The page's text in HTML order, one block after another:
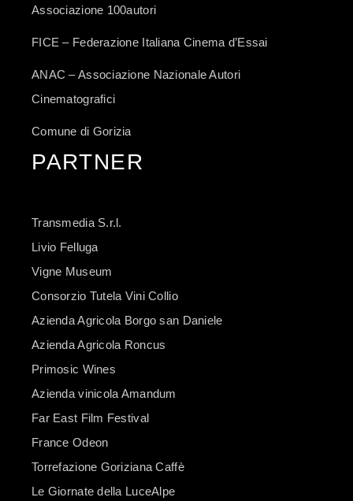
Associazione 100autori
FICE – Federazione Italiana Cinema d’Essai
ANAC – Associazione Nazionale Autori
Cinematografici
Comune di Gorizia
PARTNER
Transmedia S.r.l.
Livio Felluga
Vigne Museum
Consorzio Tutela Vini Collio
Azienda Agricola Borgo san Daniele
Azienda Agricola Roncus
Primosic Wines
Azienda vinicola Amandum
Far East Film Festival
France Odeon
Torrefazione Goriziana Caffè
Le Giornate della LuceAlpe